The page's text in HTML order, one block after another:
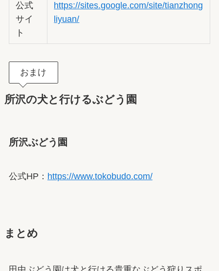
公式
サイ
ト
https://sites.google.com/site/tianzhong
liyuan/
おまけ
所沢の犬と行けるぶどう園
所沢ぶどう園
公式HP： https://www.tokobudo.com/
まとめ